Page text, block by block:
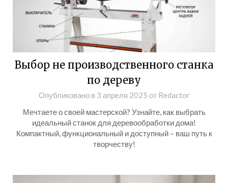
Выбор не производственного станка
по дереву
Опубликовано в 3 апреля 2025 от Redactor
Мечтаете о своей мастерской? Узнайте, как выбрать
идеальный станок для деревообработки дома!
Компактный, функциональный и доступный – ваш путь к
творчеству!